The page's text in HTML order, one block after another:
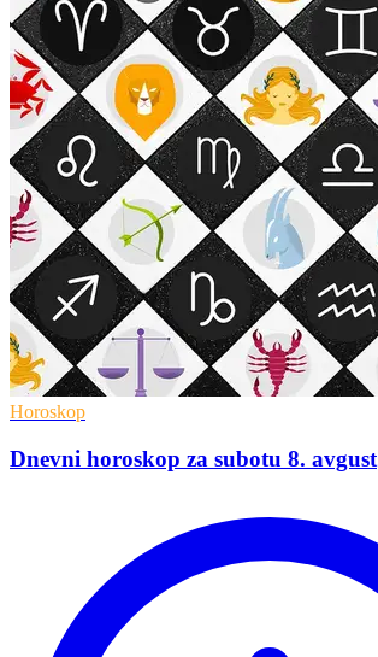
Horoskop
Dnevni horoskop za subotu 8. avgust